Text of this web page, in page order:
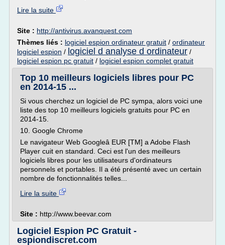
Lire la suite
Site : http://antivirus.avanquest.com
Thèmes liés : logiciel espion ordinateur gratuit / ordinateur
logiciel espion / logiciel d analyse d ordinateur /
logiciel espion pc gratuit / logiciel espion complet gratuit
Top 10 meilleurs logiciels libres pour PC
en 2014-15 ...
Si vous cherchez un logiciel de PC sympa, alors voici une
liste des top 10 meilleurs logiciels gratuits pour PC en
2014-15.
10. Google Chrome
Le navigateur Web Googleâ EUR [TM] a Adobe Flash
Player cuit en standard. Ceci est l'un des meilleurs
logiciels libres pour les utilisateurs d'ordinateurs
personnels et portables. Il a été présenté avec un certain
nombre de fonctionnalités telles...
Lire la suite
Site : http://www.beevar.com
Logiciel Espion PC Gratuit -
espiondiscret.com